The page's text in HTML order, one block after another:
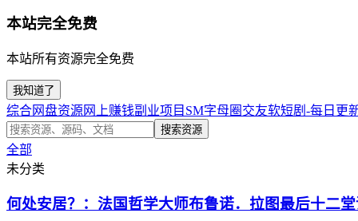
本站完全免费
本站所有资源完全免费
我知道了
综合网盘资源 网上赚钱副业项目 SM字母圈交友软短剧-每日更
搜索资源
全部
未分类
何处安居？：法国哲学大师布鲁诺．拉图最后十二